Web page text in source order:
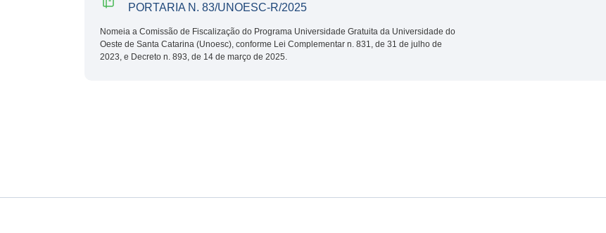
PORTARIA N. 83/UNOESC-R/2025
Nomeia a Comissão de Fiscalização do Programa Universidade Gratuita da Universidade do
Oeste de Santa Catarina (Unoesc), conforme Lei Complementar n. 831, de 31 de julho de
2023, e Decreto n. 893, de 14 de março de 2025.